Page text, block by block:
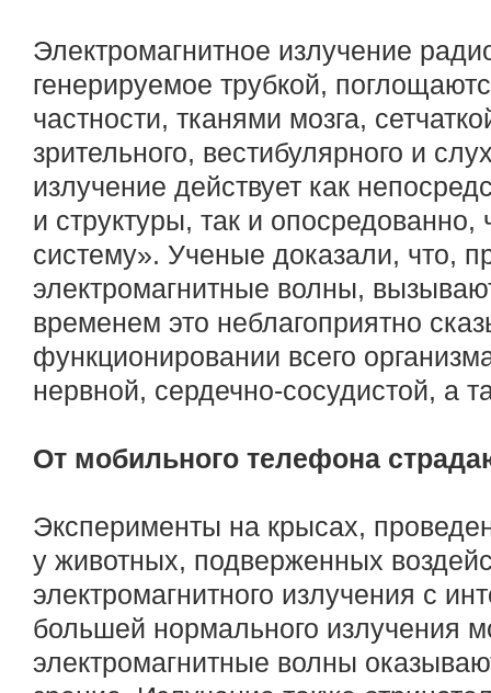
Электромагнитное излучение
генерируемое трубкой,
частности, тканями мозга,
зрительного, вестибулярного и
излучение действует как
и структуры, так и
систему». Ученые доказали, что,
электромагнитные волны,
временем это неблагоприятно
функционировании всего
нервной, сердечно-сосудистой, а
От мобильного телефона
Эксперименты на крысах,
у животных, подверженных
электромагнитного излучения с
большей нормального излучения
электромагнитные волны